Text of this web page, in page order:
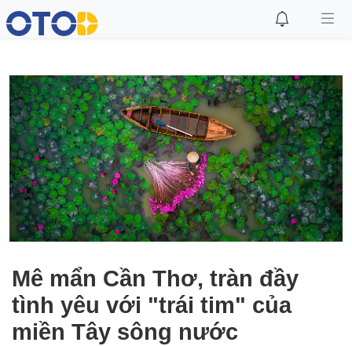
Mê mẩn Cần Thơ, tràn đầy
tình yêu với "trái tim" của
miền Tây sông nước